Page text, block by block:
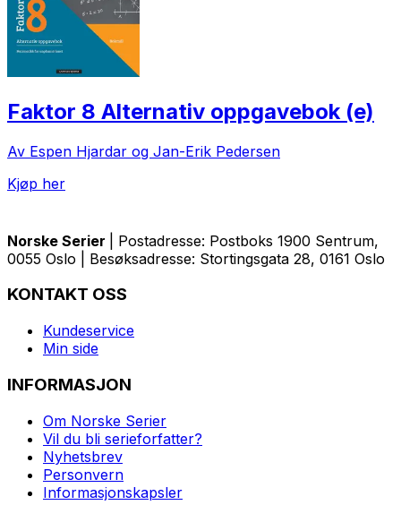
Faktor 8 Alternativ oppgavebok (e)
Av Espen Hjardar og Jan-Erik Pedersen
Kjøp her
Norske Serier
| Postadresse: Postboks 1900 Sentrum,
0055 Oslo | Besøksadresse: Stortingsgata 28, 0161 Oslo
KONTAKT OSS
Kundeservice
Min side
INFORMASJON
Om Norske Serier
Vil du bli serieforfatter?
Nyhetsbrev
Personvern
Informasjonskapsler